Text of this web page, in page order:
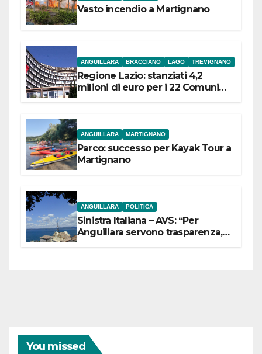
Vasto incendio a Martignano
ANGUILLARA BRACCIANO LAGO TREVIGNANO
Regione Lazio: stanziati 4,2
milioni di euro per i 22 Comuni
ANGUILLARA MARTIGNANO
Parco: successo per Kayak Tour a
Martignano
ANGUILLARA POLITICA
Sinistra Italiana – AVS: “Per
Anguillara servono trasparenza,
You missed